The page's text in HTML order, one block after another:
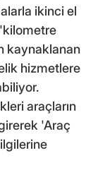
ikinci el
'kilometre
kaynaklanan
hizmetlere
araçların
'Araç